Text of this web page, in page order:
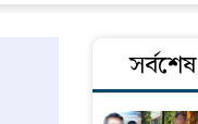
সর্বশেষ